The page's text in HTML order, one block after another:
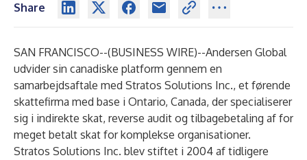
Share
SAN FRANCISCO--(BUSINESS WIRE)--Andersen Global
udvider sin canadiske platform gennem en
samarbejdsaftale med Stratos Solutions Inc., et førende
skattefirma med base i Ontario, Canada, der specialiserer
sig i indirekte skat, reverse audit og tilbagebetaling af for
meget betalt skat for komplekse organisationer.
Stratos Solutions Inc. blev stiftet i 2004 af tidligere